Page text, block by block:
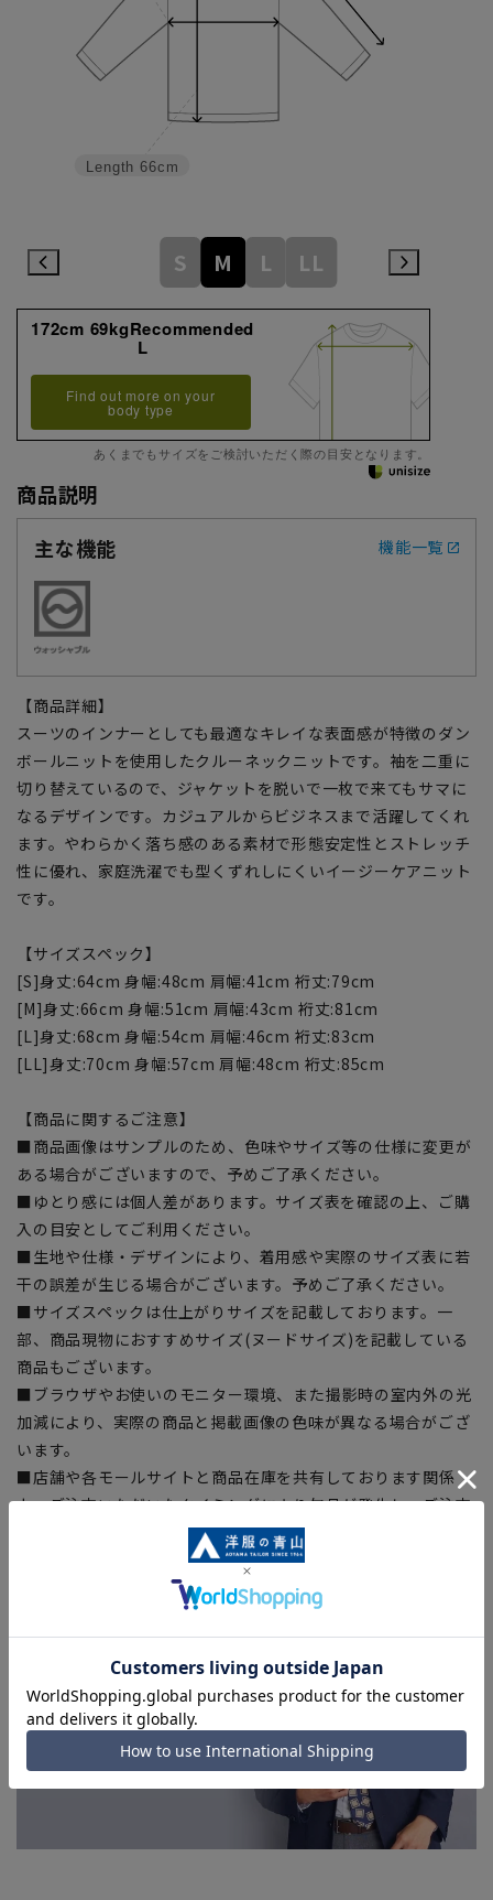
Length 66cm
S M L LL
172cm 69kgRecommended
L
Find out more on your
body type
あくまでもサイズをご検討いただく際の目安となります。
商品説明
主な機能
機能一覧
【商品詳細】
スーツのインナーとしても最適なキレイな表面感が特徴のダン
ボールニットを使用したクルーネックニットです。袖を二重に
切り替えているので、ジャケットを脱いで一枚で来てもサマに
なるデザインです。カジュアルからビジネスまで活躍してくれ
ます。やわらかく落ち感のある素材で形態安定性とストレッチ
性に優れ、家庭洗濯でも型くずれしにくいイージーケアニット
です。
【サイズスペック】
[S]身丈:64cm 身幅:48cm 肩幅:41cm 裄丈:79cm
[M]身丈:66cm 身幅:51cm 肩幅:43cm 裄丈:81cm
[L]身丈:68cm 身幅:54cm 肩幅:46cm 裄丈:83cm
[LL]身丈:70cm 身幅:57cm 肩幅:48cm 裄丈:85cm
【商品に関するご注意】
■商品画像はサンプルのため、色味やサイズ等の仕様に変更が
ある場合がございますので、予めご了承ください。
■ゆとり感には個人差があります。サイズ表を確認の上、ご購
入の目安としてご利用ください。
■生地や仕様・デザインにより、着用感や実際のサイズ表に若
干の誤差が生じる場合がございます。予めご了承ください。
■サイズスペックは仕上がりサイズを記載しております。一
部、商品現物におすすめサイズ(ヌードサイズ)を記載している
商品もございます。
■ブラウザやお使いのモニター環境、また撮影時の室内外の光
加減により、実際の商品と掲載画像の色味が異なる場合がござ
います。
■店舗や各モールサイトと商品在庫を共有しております関係
上、ご注文いただいたタイミングにより欠品が発生し、ご注文
を完了できない場合がございます。予めご了承ください。
■お急ぎ発送のご注文につきましても、ご注文のタイミングに
よってはお急ぎ発送サービスを選択できない場合がございま